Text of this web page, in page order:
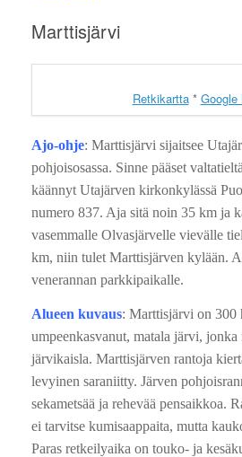
Marttisjärvi
Retkikartta* Google
Ajo-ohje: Marttisjärvi sijaitsee
pohjoisosassa. Sinne pääset
käännyt Utajärven kirkonkylässä
numero 837. Aja sitä noin 35 km ja
vasemmalle Olvasjärvelle vievälle
km, niin tulet Marttisjärven kylään.
venerannan parkkipaikalle.
Alueen kuvaus: Marttisjärvi on 300
umpeenkasvanut, matala järvi,
järvikaisla. Marttisjärven rantoja
levyinen saraniitty. Järven
sekametsää ja rehevää pensaikkoa.
ei tarvitse kumisaappaita, mutta
Paras retkeilyaika on touko- ja